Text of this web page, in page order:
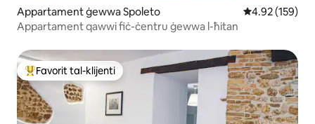
Appartament ġewwa Spoleto Rating medju
4.92 (159)
Appartament qawwi fiċ-ċentru ġewwa l-ħitan
Wieħed mill-aqwa favoriti tal-klijenti
Favorit tal-klijenti